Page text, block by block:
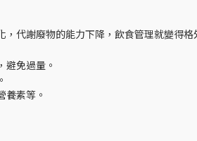
代謝廢物的能力下降，飲食管理就變得格
避免過量。
養素等。